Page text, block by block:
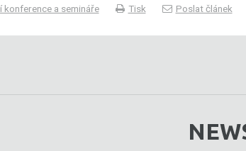
konference a semináře Tisk Poslat článek